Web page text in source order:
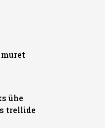
ühe
trellide